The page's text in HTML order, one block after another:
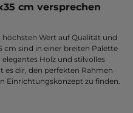
cm versprechen
Wert auf Qualität und
cm sind in einer breiten Palette
Holz und stilvolles
es dir, den perfekten Rahmen
Einrichtungskonzept zu finden.